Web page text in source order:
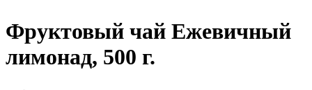
Фруктовый чай Ежевичный
лимонад, 500 г.